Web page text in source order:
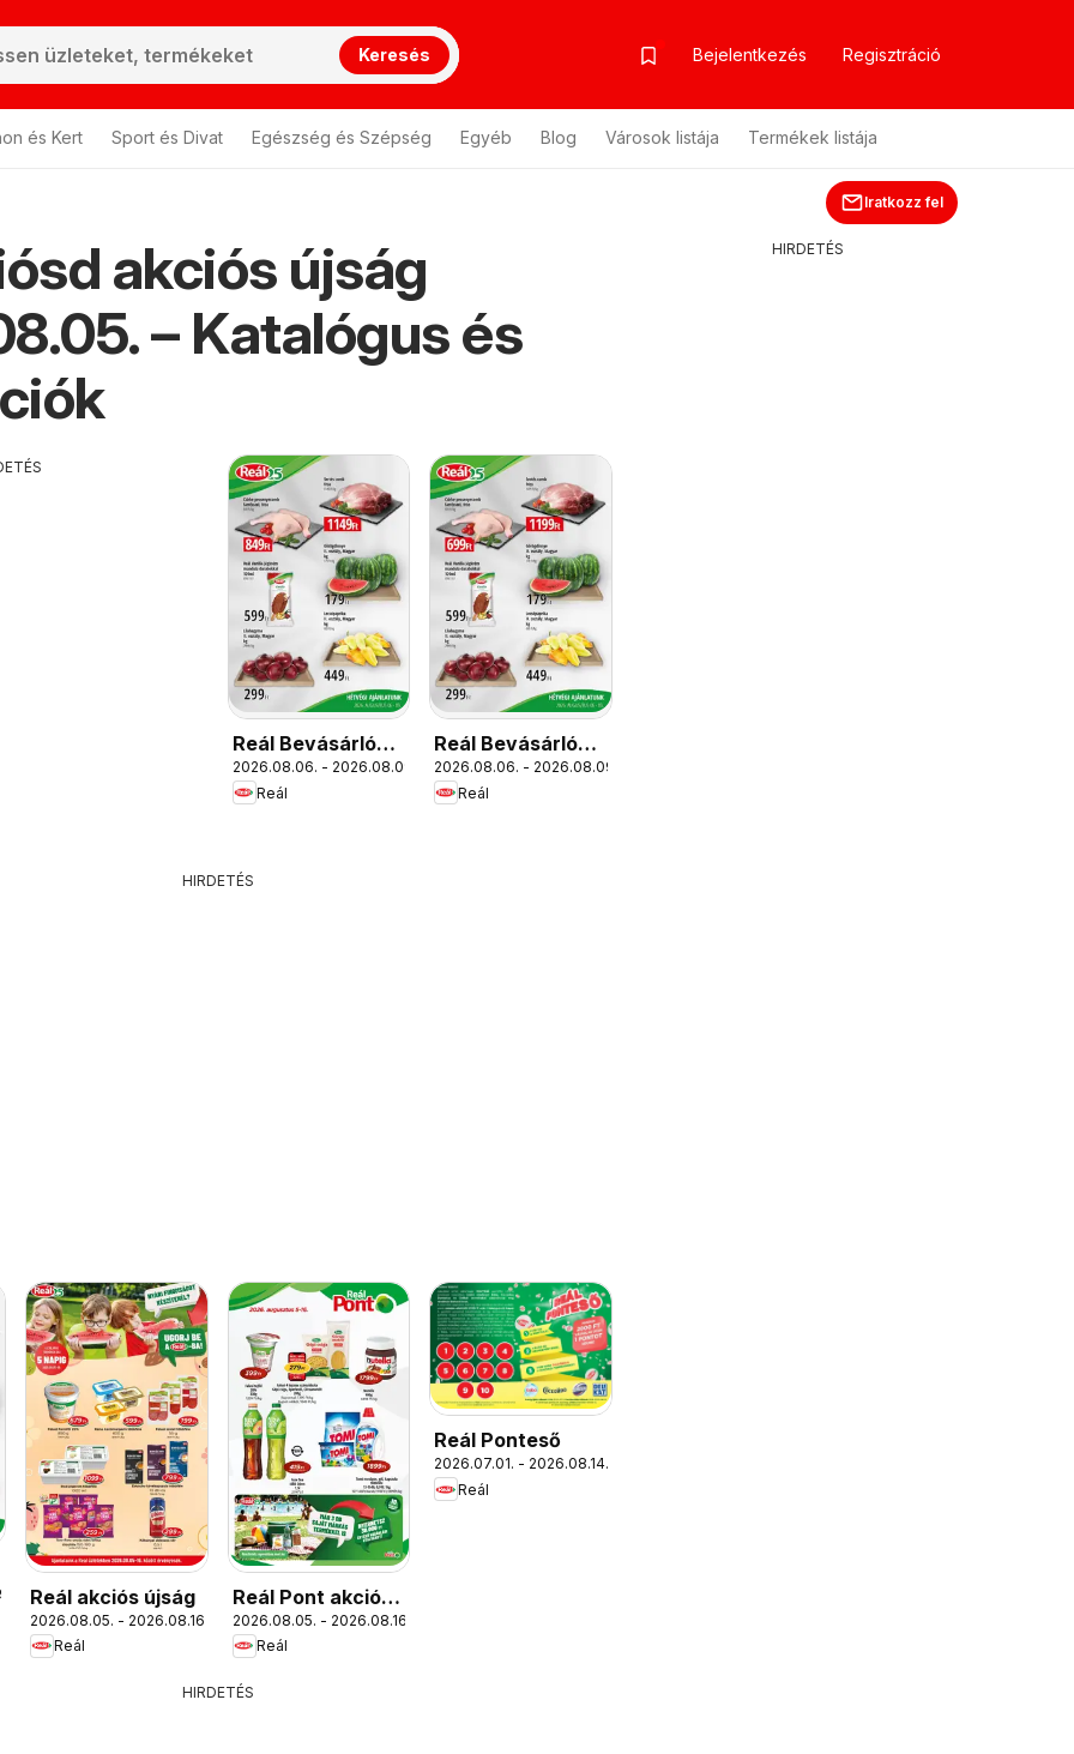
Keresés Bejelentkezés Regisztráció
és Kert Sport és Divat Egészség és Szépség Egyéb Blog Városok listája Termékek listája
Iratkozz fel
akciós újság
– Katalógus és
Reál Bevásárló
hétvége -
Kisalföld
2026.08.06. - 2026.08.09.
Reál
Reál Bevásárló
hétvége - Kelet
Magyarország
2026.08.06. - 2026.08.09.
Reál
HIRDETÉS
Reál akciós újság
2026.08.05. - 2026.08.16.
Reál
Reál Pont akciós
újság
2026.08.05. - 2026.08.16.
Reál
Reál Ponteső
2026.07.01. - 2026.08.14.
Reál
HIRDETÉS
HIRDETÉS